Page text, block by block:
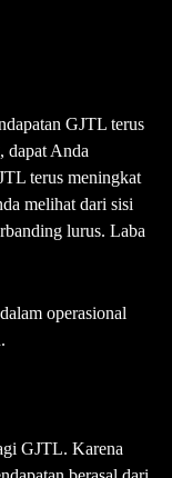
GJTL terus
dapat Anda
terus meningkat
melihat dari sisi
lurus. Laba
operasional
GJTL. Karena